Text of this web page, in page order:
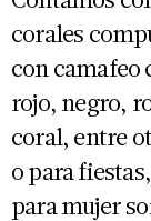
corales
con camafeo
rojo, negro,
coral, entre
o para
para mujer